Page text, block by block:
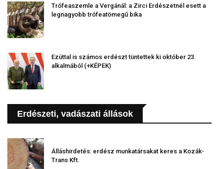
Trófeaszemle a Vergánál: a Zirci Erdészetnél esett a
legnagyobb trófeatömegű bika
Ezúttal is számos erdészt tüntettek ki október 23.
alkalmából (+KÉPEK)
Erdészeti, vadászati állások
Álláshirdetés: erdész munkatársakat keres a Kozák-
Trans Kft.